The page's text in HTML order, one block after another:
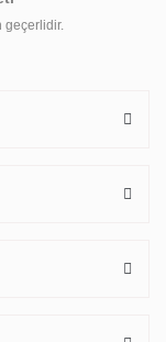
geçerlidir.